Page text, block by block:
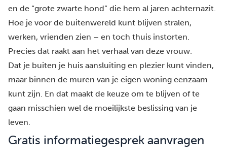
en de “grote zwarte hond” die hem al jaren achternazit.
Hoe je voor de buitenwereld kunt blijven stralen,
werken, vrienden zien – en toch thuis instorten.
Precies dat raakt aan het verhaal van deze vrouw.
Dat je buiten je huis aansluiting en plezier kunt vinden,
maar binnen de muren van je eigen woning eenzaam
kunt zijn. En dat maakt de keuze om te blijven of te
gaan misschien wel de moeilijkste beslissing van je
leven.
Gratis informatiegesprek aanvragen